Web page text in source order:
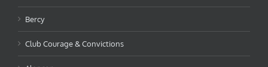
Bercy
Club Courage & Convictions